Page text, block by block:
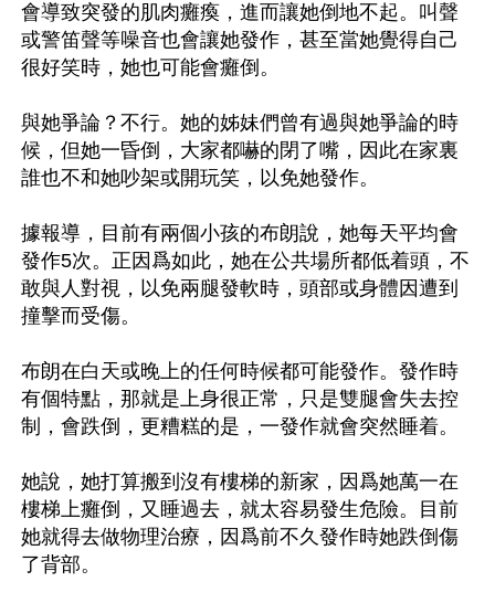
會導致突發的肌肉癱瘓，進而讓她倒地不起。叫聲
或警笛聲等噪音也會讓她發作，甚至當她覺得自己
很好笑時，她也可能會癱倒。
與她爭論？不行。她的姊妹們曾有過與她爭論的時
候，但她一昏倒，大家都嚇的閉了嘴，因此在家裏
誰也不和她吵架或開玩笑，以免她發作。
據報導，目前有兩個小孩的布朗說，她每天平均會
發作5次。正因爲如此，她在公共場所都低着頭，不
敢與人對視，以免兩腿發軟時，頭部或身體因遭到
撞擊而受傷。
布朗在白天或晚上的任何時候都可能發作。發作時
有個特點，那就是上身很正常，只是雙腿會失去控
制，會跌倒，更糟糕的是，一發作就會突然睡着。
她說，她打算搬到沒有樓梯的新家，因爲她萬一在
樓梯上癱倒，又睡過去，就太容易發生危險。目前
她就得去做物理治療，因爲前不久發作時她跌倒傷
了背部。